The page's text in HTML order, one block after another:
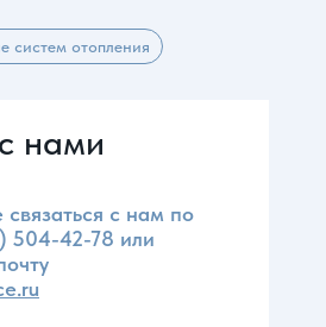
систем отопления
нами
с нам по
504-42-78 или